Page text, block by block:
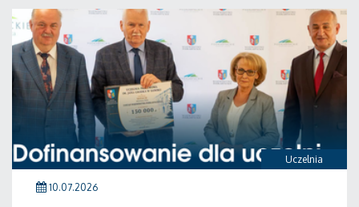
Uczelnia
10.07.2026